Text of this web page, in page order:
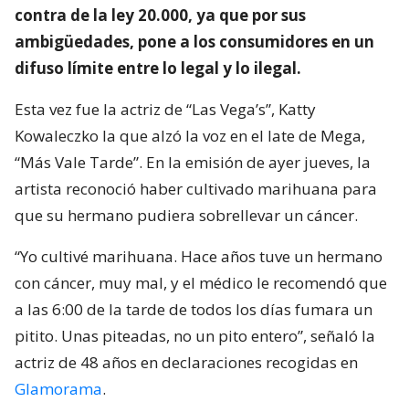
contra de la ley 20.000, ya que por sus
ambigüedades, pone a los consumidores en un
difuso límite entre lo legal y lo ilegal.
Esta vez fue la actriz de “Las Vega’s”, Katty
Kowaleczko la que alzó la voz en el late de Mega,
“Más Vale Tarde”. En la emisión de ayer jueves, la
artista reconoció haber cultivado marihuana para
que su hermano pudiera sobrellevar un cáncer.
“Yo cultivé marihuana. Hace años tuve un hermano
con cáncer, muy mal, y el médico le recomendó que
a las 6:00 de la tarde de todos los días fumara un
pitito. Unas piteadas, no un pito entero”, señaló la
actriz de 48 años en declaraciones recogidas en
Glamorama.